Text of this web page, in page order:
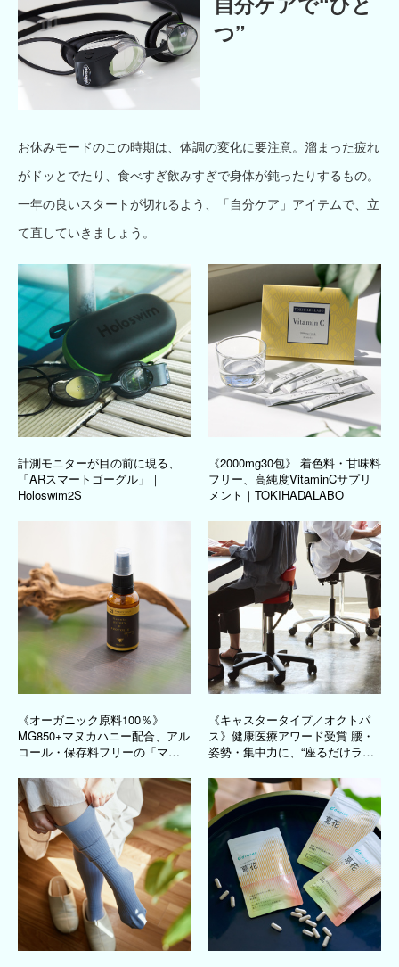
つ”
お休みモードのこの時期は、体調の変化に要注意。溜まった疲れ
がドッとでたり、食べすぎ飲みすぎで身体が鈍ったりするもの。
一年の良いスタートが切れるよう、「自分ケア」アイテムで、立
て直していきましょう。
計測モニターが目の前に現る、
「ARスマートゴーグル」｜
Holoswim2S
《2000mg30包》 着色料・甘味料
フリー、高純度VitaminCサプリ
メント｜TOKIHADALABO
《オーガニック原料100％》
MG850+マヌカハニー配合、アル
コール・保存料フリーの「マヌ
ORGANIC DAYS
《キャスタータイプ／オクトパ
ス》健康医療アワード受賞 腰・
姿勢・集中力に、“座るだけラー
ユル・チェアー